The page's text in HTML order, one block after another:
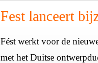
Fest lanceert
Fést werkt voor de
met het Duitse